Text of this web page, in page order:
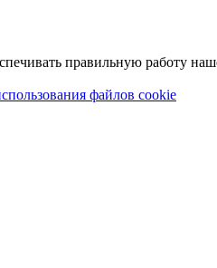
правильную работу
файлов cookie